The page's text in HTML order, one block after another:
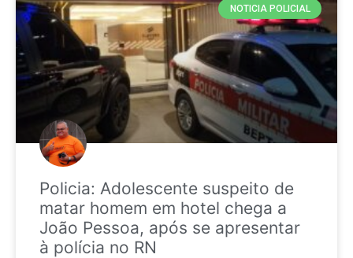
NOTICIA POLICIAL
Policia: Adolescente suspeito de
matar homem em hotel chega a
João Pessoa, após se apresentar
à polícia no RN